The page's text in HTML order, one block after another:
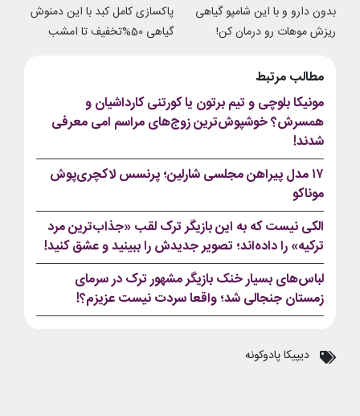
بدون دارو و با این شامپو گیاهی
ریزش موهات رو درمان کن!
پاکسازی کامل کبد با این دمنوش
گیاهی 50%تخفیف تا امشب
مطالب مرتبط
مونیکا بلوچی و تیم برتون یا کورتنی کارداشیان و
همسرش؟ خوشپوش‌ترین زوج‌های مراسم امی معرفی
شدند!
۱۷ مدل پیراهن مجلسی شارلین؛ پرنسس لاکچری‌پوش
موناکو
الکی نیست که به این بازیگر ترک لقب «جذاب‌ترین مرد
ترکیه» را داده‌اند؛ تصویر جدیدش را ببینید و عشق کنید!
لباس‌های بسیار خنک بازیگر مشهور ترک در سرمای
زمستان جنجالی شد؛ واقعا سردت نیست عزیزم؟!
دیپیکا پادوکونه